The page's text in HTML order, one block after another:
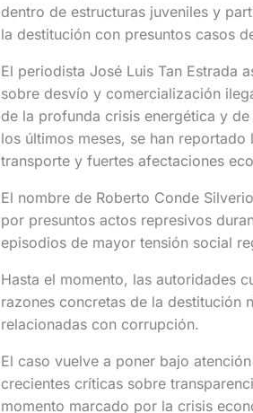
dentro de estructuras juveniles y
la destitución con presuntos casos
El periodista José Luis Tan Estrada
sobre desvío y comercialización
de la profunda crisis energética y
los últimos meses, se han
transporte y fuertes afectaciones
El nombre de Roberto Conde
por presuntos actos represivos
episodios de mayor tensión social
Hasta el momento, las autoridades
razones concretas de la destitución
relacionadas con corrupción.
El caso vuelve a poner bajo
crecientes críticas sobre
momento marcado por la crisis